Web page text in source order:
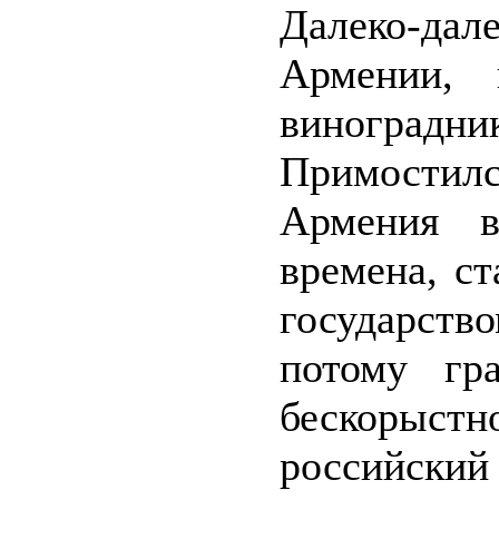
Далеко-
Армении,
Армения
времена,
потому